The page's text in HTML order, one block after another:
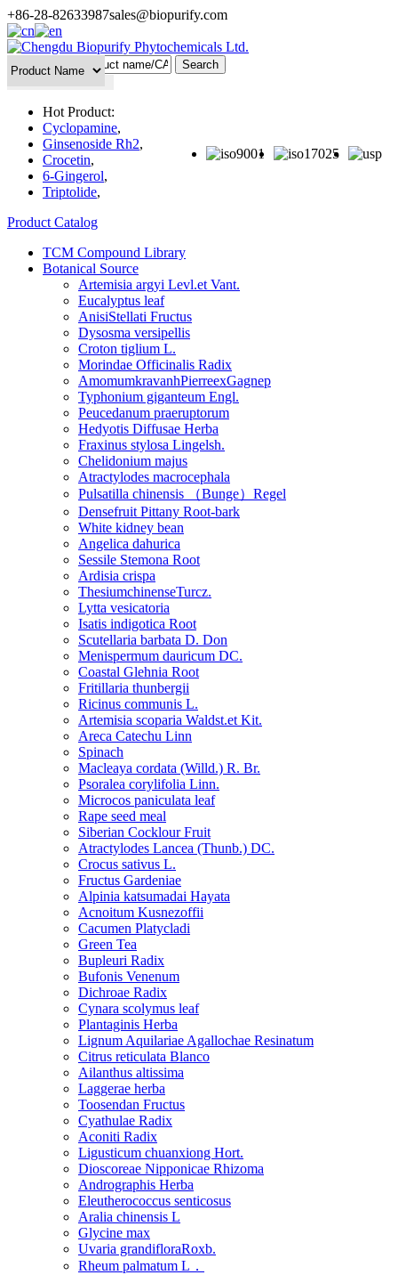
+86-28-82633987sales@biopurify.com
Hot Product:
Cyclopamine,
Ginsenoside Rh2,
Crocetin,
6-Gingerol,
Triptolide,
Product Catalog
TCM Compound Library
Botanical Source
Artemisia argyi Levl.et Vant.
Eucalyptus leaf
AnisiStellati Fructus
Dysosma versipellis
Croton tiglium L.
Morindae Officinalis Radix
AmomumkravanhPierreexGagnep
Typhonium giganteum Engl.
Peucedanum praeruptorum
Hedyotis Diffusae Herba
Fraxinus stylosa Lingelsh.
Chelidonium majus
Atractylodes macrocephala
Pulsatilla chinensis （Bunge）Regel
Densefruit Pittany Root-bark
White kidney bean
Angelica dahurica
Sessile Stemona Root
Ardisia crispa
ThesiumchinenseTurcz.
Lytta vesicatoria
Isatis indigotica Root
Scutellaria barbata D. Don
Menispermum dauricum DC.
Coastal Glehnia Root
Fritillaria thunbergii
Ricinus communis L.
Artemisia scoparia Waldst.et Kit.
Areca Catechu Linn
Spinach
Macleaya cordata (Willd.) R. Br.
Psoralea corylifolia Linn.
Microcos paniculata leaf
Rape seed meal
Siberian Cocklour Fruit
Atractylodes Lancea (Thunb.) DC.
Crocus sativus L.
Fructus Gardeniae
Alpinia katsumadai Hayata
Acnoitum Kusnezoffii
Cacumen Platycladi
Green Tea
Bupleuri Radix
Bufonis Venenum
Dichroae Radix
Cynara scolymus leaf
Plantaginis Herba
Lignum Aquilariae Agallochae Resinatum
Citrus reticulata Blanco
Ailanthus altissima
Laggerae herba
Toosendan Fructus
Cyathulae Radix
Aconiti Radix
Ligusticum chuanxiong Hort.
Dioscoreae Nipponicae Rhizoma
Andrographis Herba
Eleutherococcus senticosus
Aralia chinensis L
Glycine max
Uvaria grandifloraRoxb.
Rheum palmatum L．